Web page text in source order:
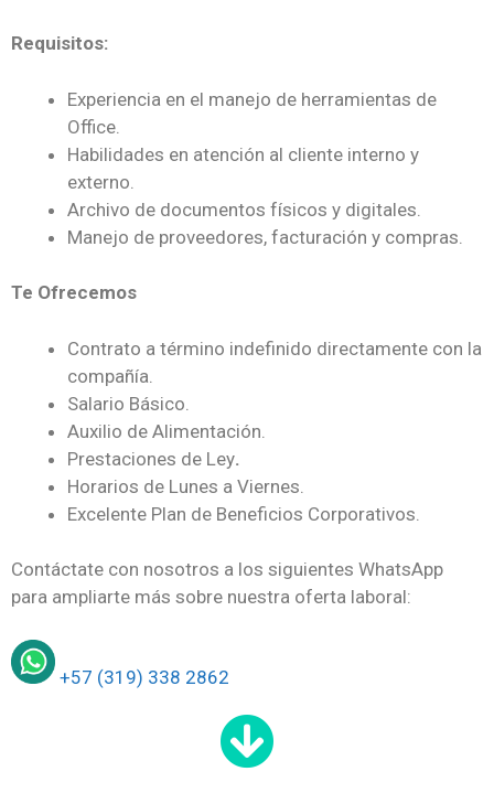
Requisitos:
Experiencia en el manejo de herramientas de
Office.
Habilidades en atención al cliente interno y
externo.
Archivo de documentos físicos y digitales.
Manejo de proveedores, facturación y compras.
Te Ofrecemos
Contrato a término indefinido directamente con la
compañía.
Salario Básico.
Auxilio de Alimentación.
Prestaciones de Ley.
Horarios de Lunes a Viernes.
Excelente Plan de Beneficios Corporativos.
Contáctate con nosotros a los siguientes WhatsApp
para ampliarte más sobre nuestra oferta laboral:
+57 (319) 338 2862